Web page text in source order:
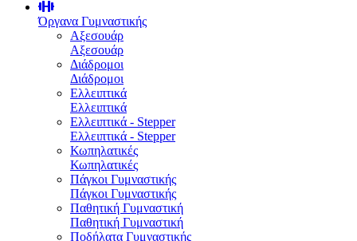
Όργανα Γυμναστικής
Αξεσουάρ
Αξεσουάρ
Διάδρομοι
Διάδρομοι
Ελλειπτικά
Ελλειπτικά
Ελλειπτικά - Stepper
Ελλειπτικά - Stepper
Κωπηλατικές
Κωπηλατικές
Πάγκοι Γυμναστικής
Πάγκοι Γυμναστικής
Παθητική Γυμναστική
Παθητική Γυμναστική
Ποδήλατα Γυμναστικής